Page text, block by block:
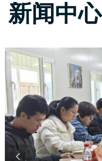
넳
新闻中心